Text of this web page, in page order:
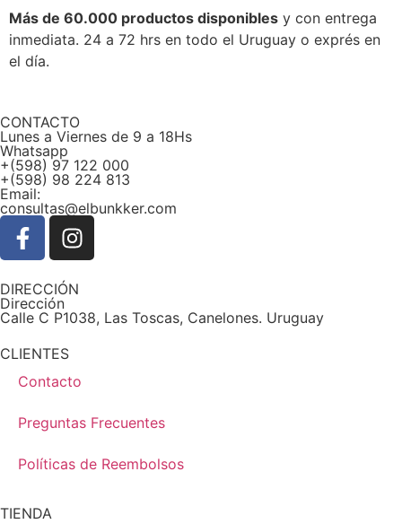
Más de 60.000 productos disponibles y con entrega
inmediata. 24 a 72 hrs en todo el Uruguay o exprés en
el día.
CONTACTO
Lunes a Viernes de 9 a 18Hs
Whatsapp
+(598) 97 122 000
+(598) 98 224 813
Email:
consultas@elbunkker.com
DIRECCIÓN
Dirección
Calle C P1038, Las Toscas, Canelones. Uruguay
CLIENTES
Contacto
Preguntas Frecuentes
Políticas de Reembolsos
TIENDA